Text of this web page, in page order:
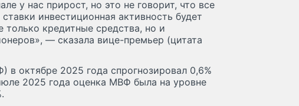
у нас прирост, но это не говорит, что все
инвестиционная активность будет
только кредитные средства, но и
— сказала вице-премьер (цитата
октябре 2025 года спрогнозировал 0,6%
2025 года оценка МВФ была на уровне